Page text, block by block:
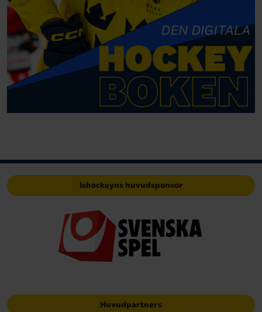
Ishockeyns huvudsponsor
Huvudpartners